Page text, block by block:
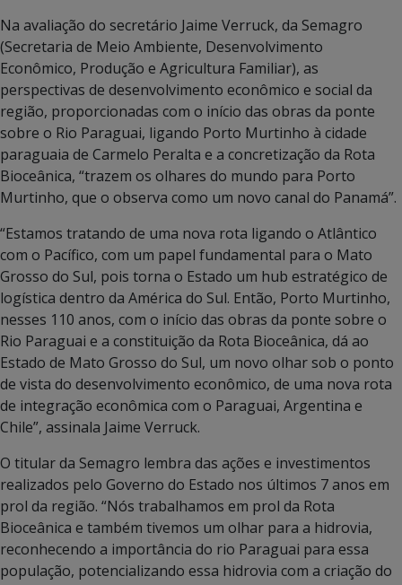
Na avaliação do secretário Jaime Verruck, da Semagro
(Secretaria de Meio Ambiente, Desenvolvimento
Econômico, Produção e Agricultura Familiar), as
perspectivas de desenvolvimento econômico e social da
região, proporcionadas com o início das obras da ponte
sobre o Rio Paraguai, ligando Porto Murtinho à cidade
paraguaia de Carmelo Peralta e a concretização da Rota
Bioceânica, “trazem os olhares do mundo para Porto
Murtinho, que o observa como um novo canal do Panamá”.
“Estamos tratando de uma nova rota ligando o Atlântico
com o Pacífico, com um papel fundamental para o Mato
Grosso do Sul, pois torna o Estado um hub estratégico de
logística dentro da América do Sul. Então, Porto Murtinho,
nesses 110 anos, com o início das obras da ponte sobre o
Rio Paraguai e a constituição da Rota Bioceânica, dá ao
Estado de Mato Grosso do Sul, um novo olhar sob o ponto
de vista do desenvolvimento econômico, de uma nova rota
de integração econômica com o Paraguai, Argentina e
Chile”, assinala Jaime Verruck.
O titular da Semagro lembra das ações e investimentos
realizados pelo Governo do Estado nos últimos 7 anos em
prol da região. “Nós trabalhamos em prol da Rota
Bioceânica e também tivemos um olhar para a hidrovia,
reconhecendo a importância do rio Paraguai para essa
população, potencializando essa hidrovia com a criação do